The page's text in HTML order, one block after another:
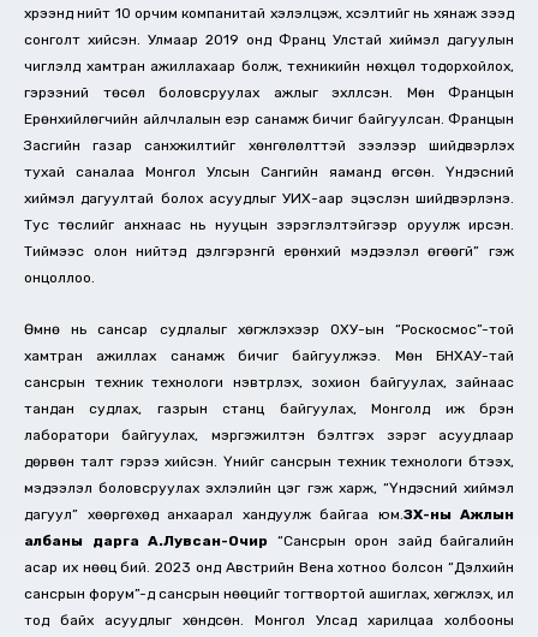
хүрээнд нийт 10 орчим компанитай хэлэлцэж, хүсэлтийг нь хянаж үзээд
сонголт хийсэн. Улмаар 2019 онд Франц Улстай хиймэл дагуулын
чиглэлд хамтран ажиллахаар болж, техникийн нөхцөл тодорхойлох,
гэрээний төсөл боловсруулах ажлыг эхлүүлсэн. Мөн Францын
Ерөнхийлөгчийн айлчлалын үеэр санамж бичиг байгуулсан. Францын
Засгийн газар санхүүжилтийг хөнгөлөлттэй зээлээр шийдвэрлэх
тухай саналаа Монгол Улсын Сангийн яаманд өгсөн. Үндэсний
хиймэл дагуултай болох асуудлыг УИХ-аар эцэслэн шийдвэрлэнэ.
Тус төслийг анхнаас нь нууцын зэрэглэлтэйгээр оруулж ирсэн.
Тиймээс олон нийтэд дэлгэрэнгүй ерөнхий мэдээлэл өгөөгүй” гэж
онцоллоо.
Өмнө нь сансар судлалыг хөгжүүлэхээр ОХУ-ын “Роскосмос”-той
хамтран ажиллах санамж бичиг байгуулжээ. Мөн БНХАУ-тай
сансрын техник технологи нэвтрүүлэх, зохион байгуулах, зайнаас
тандан судлах, газрын станц байгуулах, Монголд иж бүрэн
лаборатори байгуулах, мэргэжилтэн бэлтгэх зэрэг асуудлаар
дөрвөн талт гэрээ хийсэн. Үүнийг сансрын техник технологи бүтээх,
мэдээлэл боловсруулах эхлэлийн цэг гэж харж, “Үндэсний хиймэл
дагуул” хөөргөхөд анхаарал хандуулж байгаа юм.ЗХ-ны Ажлын
албаны дарга А.Лувсан-Очир “Сансрын орон зайд байгалийн
асар их нөөц бий. 2023 онд Австрийн Вена хотноо болсон “Дэлхийн
сансрын форум”-д сансрын нөөцийг тогтвортой ашиглах, хөгжүүлэх, ил
тод байх асуудлыг хөндсөн. Монгол Улсад харилцаа холбооны